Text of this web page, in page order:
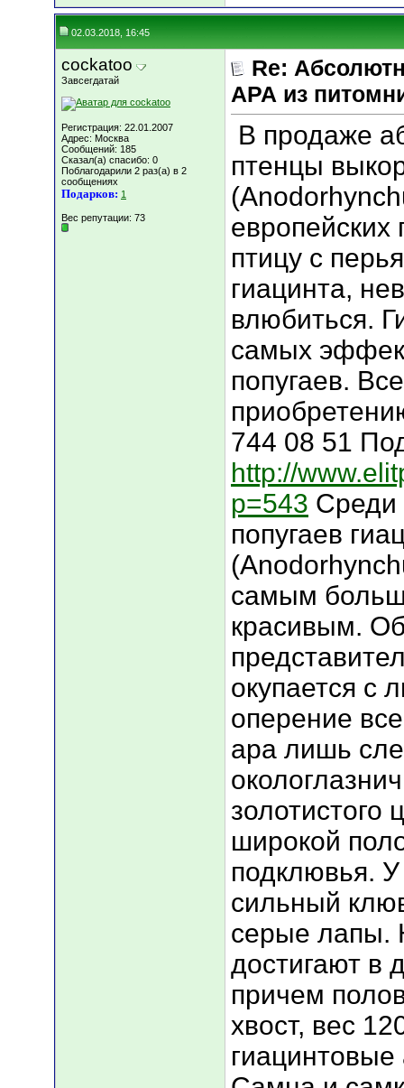
02.03.2018, 16:45
cockatoo
Завсегдатай
Регистрация: 22.01.2007
Адрес: Москва
Сообщений: 185
Сказал(а) спасибо: 0
Поблагодарили 2 раз(а) в 2
сообщениях
Подарков: 1
Вес репутации: 73
Re:
АРА из
В продаже
птенцы
европейских
птицу с
гиацинта,
влюбиться.
самых
попугаев.
744 08 51
http://
p=543 Среди
попугаев
самым
красивым.
окупается с
оперение
ара лишь
золотистого
широкой
подклювья.
сильный
серые лапы.
достигают в
причем
хвост, вес